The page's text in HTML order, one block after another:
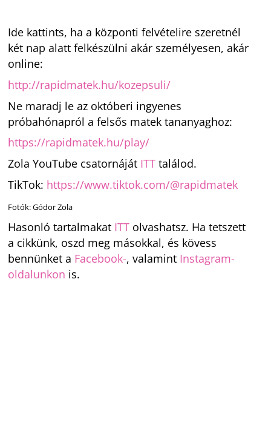
Ide kattints, ha a központi felvételire szeretnél
két nap alatt felkészülni akár személyesen, akár
online:
http://rapidmatek.hu/kozepsuli/
Ne maradj le az októberi ingyenes
próbahónapról a felsős matek tananyaghoz:
https://rapidmatek.hu/play/
Zola YouTube csatornáját ITT találod.
TikTok: https://www.tiktok.com/@rapidmatek
Fotók: Gódor Zola
Hasonló tartalmakat ITT olvashatsz. Ha tetszett
a cikkünk, oszd meg másokkal, és kövess
bennünket a Facebook-, valamint Instagram-
oldalunkon is.